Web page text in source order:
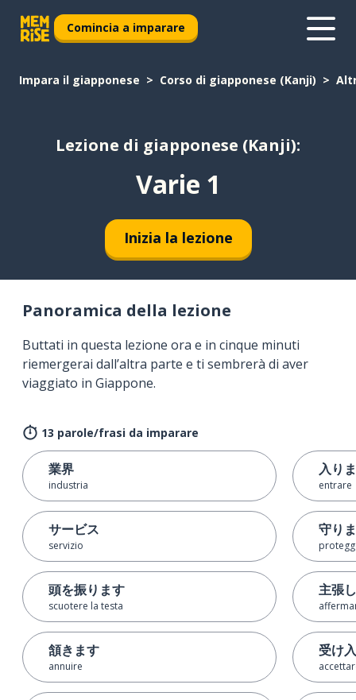
Comincia a imparare
Impara il giapponese Corso di giapponese (Kanji)
Lezione di giapponese (Kanji):
Varie 1
Inizia la lezione
Panoramica della lezione
Buttati in questa lezione ora e in cinque minuti
riemergerai dall’altra parte e ti sembrerà di aver
viaggiato in Giappone.
13 parole/frasi da imparare
業界
industria
サービス
servizio
頭を振ります
scuotere la testa
頷きます
annuire
入り
entrare
守り
主張
受け